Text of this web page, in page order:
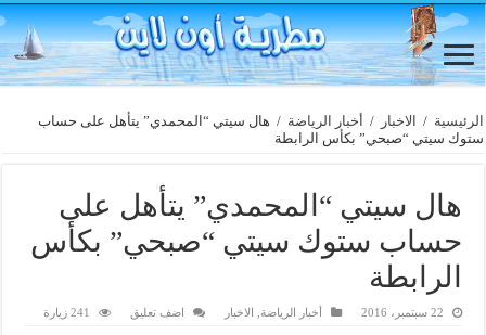
الرئيسية / الاخبار / أخبار الرياضة / هال سيتي “المحمدي” يتأهل على حساب
ستوك سيتي “صبحي” بكأس الرابطة
هال سيتي “المحمدي” يتأهل على
حساب ستوك سيتي “صبحي” بكأس
الرابطة
22 سبتمبر، 2016 أخبار الرياضة الاخبار اضف تعليق 241 زيارة